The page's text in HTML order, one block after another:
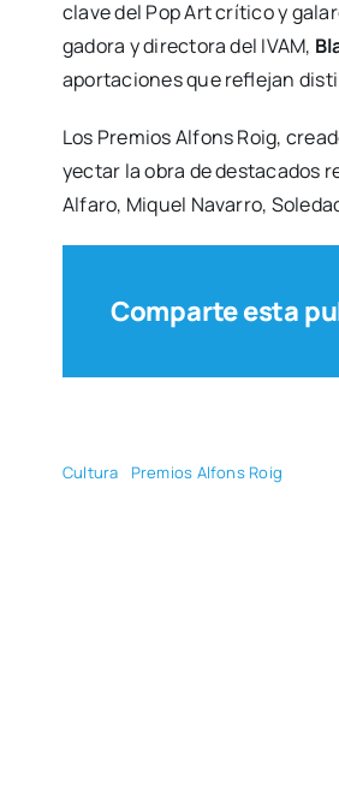
cla­ve del Pop Art crí­ti­co y
ga­do­ra y direc­to­ra del IVAM,
apor­ta­cio­nes que refle­jan
Los Pre­mios Alfons Roig,
yec­tar la obra de des­ta­ca­dos
Alfa­ro, Miquel Nava­rro,
Comparte esta
Cul­tu­ra Pre­mios Alfons Roig